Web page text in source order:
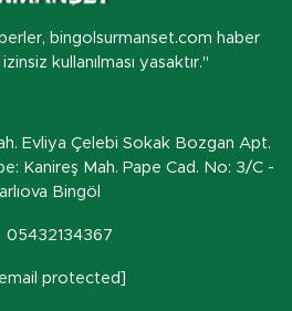
bingolsurmanset.com haber
kullanılması yasaktır."
Evliya Çelebi Sokak Bozgan Apt.
Kanireş Mah. Pape Cad. No: 3/C -
Bingöl
05432134367
[email protected]